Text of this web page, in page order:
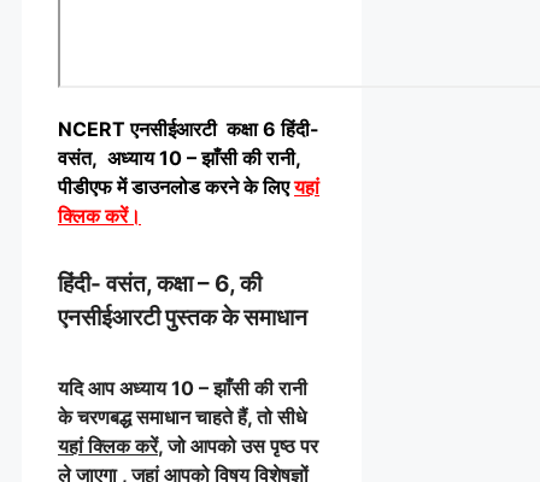
NCERT एनसीईआरटी कक्षा 6 हिंदी-
वसंत, अध्याय 10 – झाँसी की रानी,
पीडीएफ में डाउनलोड करने के लिएयहां
क्लिक करें।
हिंदी- वसंत, कक्षा – 6, की
एनसीईआरटी पुस्तक के समाधान
यदि आप अध्याय 10 – झाँसी की रानी
के चरणबद्ध समाधान चाहते हैं, तो सीधे
यहां क्लिक करें, जो आपको उस पृष्ठ पर
ले जाएगा , जहां आपको विषय विशेषज्ञों